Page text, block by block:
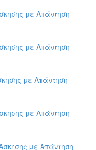
με Απάντηση
με Απάντηση
με Απάντηση
με Απάντηση
με Απάντηση